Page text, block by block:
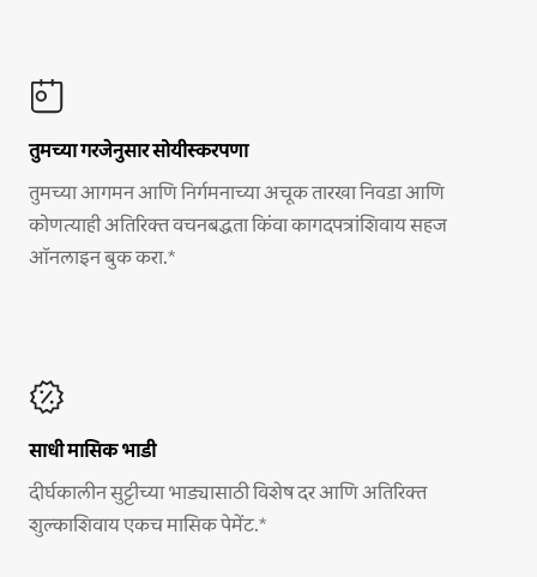
तुमच्या गरजेनुसार सोयीस्करपणा
तुमच्या आगमन आणि निर्गमनाच्या अचूक तारखा निवडा आणि
कोणत्याही अतिरिक्त वचनबद्धता किंवा कागदपत्रांशिवाय सहज
ऑनलाइन बुक करा.*
साधी मासिक भाडी
दीर्घकालीन सुट्टीच्या भाड्यासाठी विशेष दर आणि अतिरिक्त
शुल्काशिवाय एकच मासिक पेमेंट.*